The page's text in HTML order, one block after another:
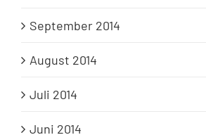
September 2014
August 2014
Juli 2014
Juni 2014